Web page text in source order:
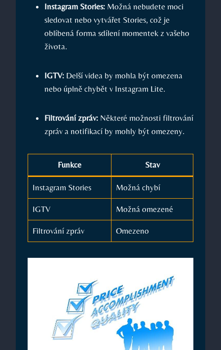
Instagram Stories: Možná nebudete moci
sledovat nebo vytvářet Stories, což je
oblíbená forma sdílení momentek z vašeho
života.
IGTV: Delší videa by mohla být omezena
nebo úplně chybět v Instagram Lite.
Filtrování zpráv: Některé možnosti filtrování
zpráv a notifikací by mohly být omezeny.
Funkce Stav
Instagram Stories Možná chybí
IGTV Možná omezené
Filtrování zpráv Omezeno